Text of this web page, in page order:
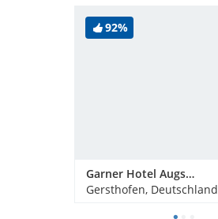
92%
Garner Hotel Augsburg Nord
Gersthofen, Deutschland